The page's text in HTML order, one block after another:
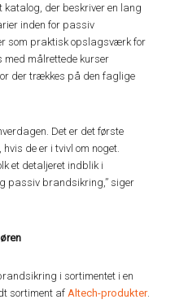
katalog, der beskriver en lang
inden for passiv
som praktisk opslagsværk for
med målrettede kurser
der trækkes på den faglige
Det er det første
de er i tvivl om noget.
et detaljeret indblik i
passiv brandsikring,” siger
i sortimentet i en
sortiment af Altech-produkter.